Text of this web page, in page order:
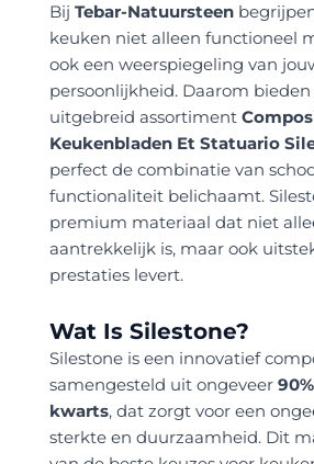
Bij Tebar-Natuursteen
keuken niet alleen functioneel
ook een weerspiegeling van
persoonlijkheid. Daarom
uitgebreid assortiment
Keukenbladen Et Statuario
perfect de combinatie van
functionaliteit belichaamt.
premium materiaal dat niet
aantrekkelijk is, maar ook
prestaties levert.
Wat Is Silestone?
Silestone is een innovatief
samengesteld uit ongeveer
kwarts, dat zorgt voor een
sterkte en duurzaamheid. Dit